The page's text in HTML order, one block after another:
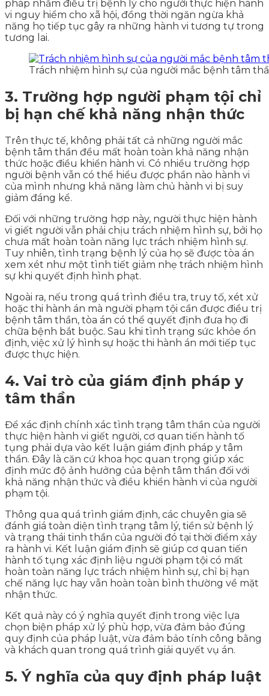
pháp nhằm điều trị bệnh lý cho người thực hiện hành
vi nguy hiểm cho xã hội, đồng thời ngăn ngừa khả
năng họ tiếp tục gây ra những hành vi tương tự trong
tương lai.
Trách nhiệm hình sự của người mắc bệnh tâm
3. Trường hợp người phạm tội chỉ
bị hạn chế khả năng nhận thức
Trên thực tế, không phải tất cả những người mắc
bệnh tâm thần đều mất hoàn toàn khả năng nhận
thức hoặc điều khiển hành vi. Có nhiều trường hợp
người bệnh vẫn có thể hiểu được phần nào hành vi
của mình nhưng khả năng làm chủ hành vi bị suy
giảm đáng kể.
Đối với những trường hợp này, người thực hiện hành
vi giết người vẫn phải chịu trách nhiệm hình sự, bởi họ
chưa mất hoàn toàn năng lực trách nhiệm hình sự.
Tuy nhiên, tình trạng bệnh lý của họ sẽ được tòa án
xem xét như một tình tiết giảm nhẹ trách nhiệm hình
sự khi quyết định hình phạt.
Ngoài ra, nếu trong quá trình điều tra, truy tố, xét xử
hoặc thi hành án mà người phạm tội cần được điều trị
bệnh tâm thần, tòa án có thể quyết định đưa họ đi
chữa bệnh bắt buộc. Sau khi tình trạng sức khỏe ổn
định, việc xử lý hình sự hoặc thi hành án mới tiếp tục
được thực hiện.
4. Vai trò của giám định pháp y
tâm thần
Để xác định chính xác tình trạng tâm thần của người
thực hiện hành vi giết người, cơ quan tiến hành tố
tụng phải dựa vào kết luận giám định pháp y tâm
thần. Đây là căn cứ khoa học quan trọng giúp xác
định mức độ ảnh hưởng của bệnh tâm thần đối với
khả năng nhận thức và điều khiển hành vi của người
phạm tội.
Thông qua quá trình giám định, các chuyên gia sẽ
đánh giá toàn diện tình trạng tâm lý, tiền sử bệnh lý
và trạng thái tinh thần của người đó tại thời điểm xảy
ra hành vi. Kết luận giám định sẽ giúp cơ quan tiến
hành tố tụng xác định liệu người phạm tội có mất
hoàn toàn năng lực trách nhiệm hình sự, chỉ bị hạn
chế năng lực hay vẫn hoàn toàn bình thường về mặt
nhận thức.
Kết quả này có ý nghĩa quyết định trong việc lựa
chọn biện pháp xử lý phù hợp, vừa đảm bảo đúng
quy định của pháp luật, vừa đảm bảo tính công bằng
và khách quan trong quá trình giải quyết vụ án.
5. Ý nghĩa của quy định pháp luật